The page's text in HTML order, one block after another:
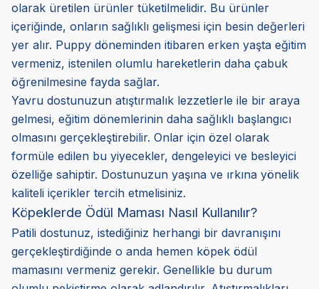
olarak üretilen ürünler tüketilmelidir. Bu ürünler
içeriğinde, onların sağlıklı gelişmesi için besin değerleri
yer alır. Puppy döneminden itibaren erken yaşta eğitim
vermeniz, istenilen olumlu hareketlerin daha çabuk
öğrenilmesine fayda sağlar.
Yavru dostunuzun atıştırmalık lezzetlerle ile bir araya
gelmesi, eğitim dönemlerinin daha sağlıklı başlangıcı
olmasını gerçekleştirebilir. Onlar için özel olarak
formüle edilen bu yiyecekler, dengeleyici ve besleyici
özelliğe sahiptir. Dostunuzun yaşına ve ırkına yönelik
kaliteli içerikler tercih etmelisiniz.
Köpeklerde Ödül Maması Nasıl Kullanılır?
Patili dostunuz, istediğiniz herhangi bir davranışını
gerçekleştirdiğinde o anda hemen köpek ödül
mamasını vermeniz gerekir. Genellikle bu durum